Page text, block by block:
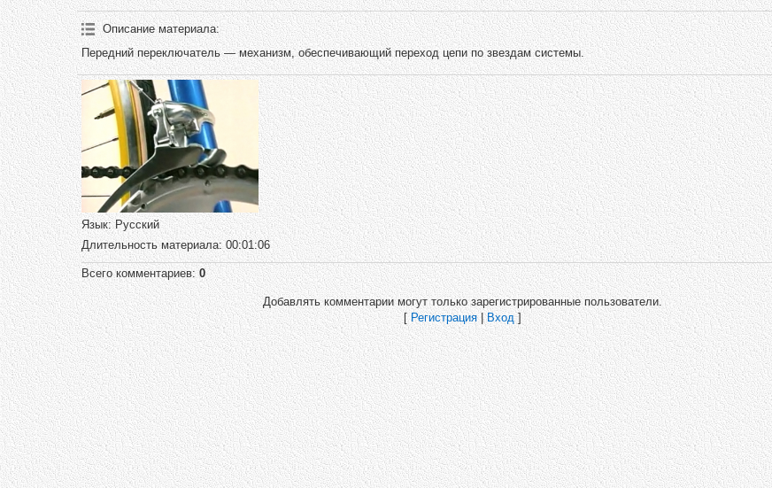
Описание материала:
Передний переключатель — механизм, обеспечивающий переход цепи по звездам системы.
Язык: Русский
Длительность материала: 00:01:06
Всего комментариев:0
Добавлять комментарии могут только зарегистрированные пользователи.
[Регистрация|Вход]